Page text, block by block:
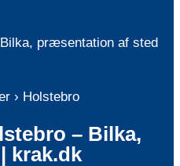
præsentation af sted
› Holstebro
– Bilka,
krak.dk